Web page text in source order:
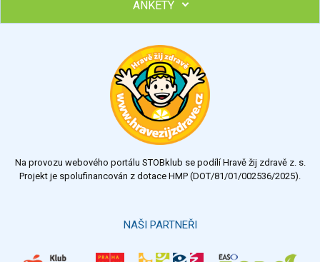
ANKETY
Výsledky Všechny ankety
Na provozu webového portálu STOBklub se podílí Hravě žij zdravě z. s.
Projekt je spolufinancován z dotace HMP (DOT/81/01/002536/2025).
NAŠI PARTNEŘI